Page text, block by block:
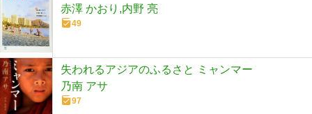
赤澤 かおり,内野 亮
49
失われるアジアのふるさと ミャンマー
乃南 アサ
97